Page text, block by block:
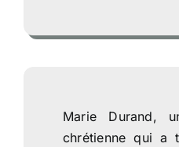
Marie Durand,
chrétienne qui a